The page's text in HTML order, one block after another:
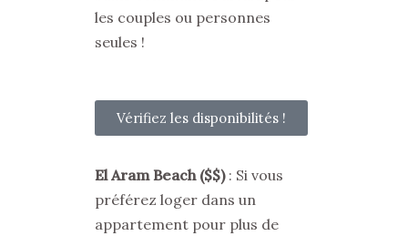
les couples ou personnes
seules !
Vérifiez les disponibilités !
El Aram Beach ($$): Si vous
préférez loger dans un
appartement pour plus de